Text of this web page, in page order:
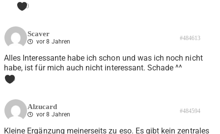
0
Scaver
vor 8 Jahren #484613
Alles Interessante habe ich schon und was ich noch nicht
habe, ist für mich auch nicht interessant. Schade ^^
0
Alzucard
vor 8 Jahren #484594
Kleine Ergänzung meinerseits zu eso. Es gibt kein zentrales